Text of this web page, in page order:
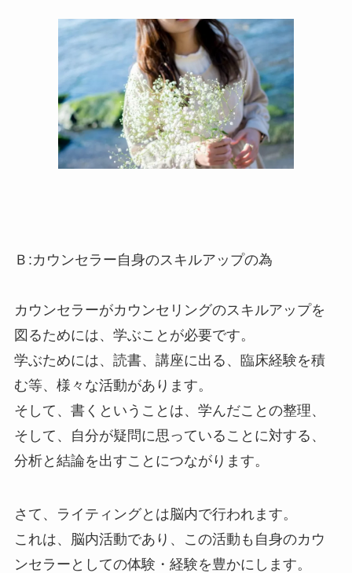
Ｂ:カウンセラー自身のスキルアップの為
カウンセラーがカウンセリングのスキルアップを
図るためには、学ぶことが必要です。
学ぶためには、読書、講座に出る、臨床経験を積
む等、様々な活動があります。
そして、書くということは、学んだことの整理、
そして、自分が疑問に思っていることに対する、
分析と結論を出すことにつながります。
さて、ライティングとは脳内で行われます。
これは、脳内活動であり、この活動も自身のカウ
ンセラーとしての体験・経験を豊かにします。